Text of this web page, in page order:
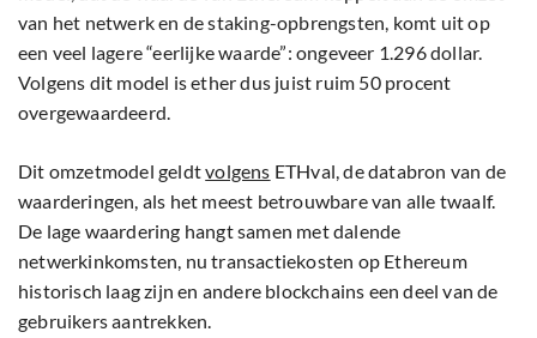
van het netwerk en de staking-opbrengsten, komt uit op
een veel lagere “eerlijke waarde”: ongeveer 1.296 dollar.
Volgens dit model is ether dus juist ruim 50 procent
overgewaardeerd.
Dit omzetmodel geldtvolgens ETHval, de databron van de
waarderingen, als het meest betrouwbare van alle twaalf.
De lage waardering hangt samen met dalende
netwerkinkomsten, nu transactiekosten op Ethereum
historisch laag zijn en andere blockchains een deel van de
gebruikers aantrekken.